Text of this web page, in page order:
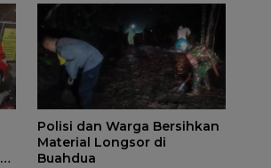
Polisi dan Warga Bersihkan
Material Longsor di
Buahdua